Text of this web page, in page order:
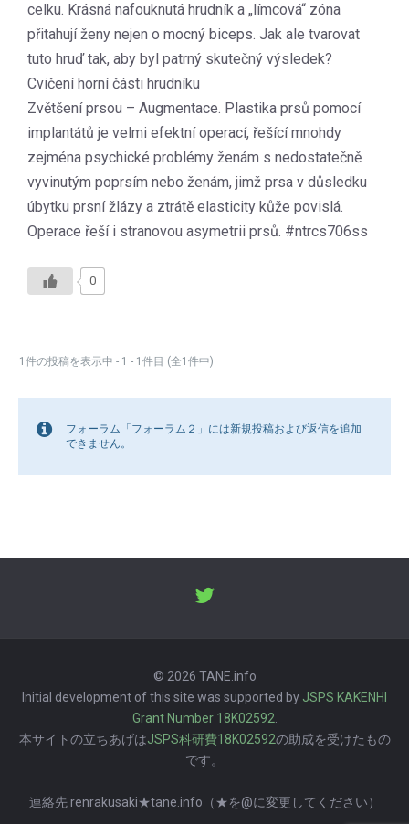
celku. Krásná nafouknutá hrudník a „límcová“ zóna
přitahují ženy nejen o mocný biceps. Jak ale tvarovat
tuto hruď tak, aby byl patrný skutečný výsledek?
Cvičení horní části hrudníku
Zvětšení prsou – Augmentace. Plastika prsů pomocí
implantátů je velmi efektní operací, řešící mnohdy
zejména psychické problémy ženám s nedostatečně
vyvinutým poprsím nebo ženám, jimž prsa v důsledku
úbytku prsní žlázy a ztrátě elasticity kůže povislá.
Operace řeší i stranovou asymetrii prsů. #ntrcs706ss
0
1件の投稿を表示中 - 1 - 1件目 (全1件中)
フォーラム「フォーラム２」には新規投稿および返信を追加
できません。
© 2026 TANE.info
Initial development of this site was supported by JSPS KAKENHI
Grant Number 18K02592
本サイトの立ちあげはJSPS科研費18K02592の助成を受けたもの
です。
連絡先 renrakusaki★tane.info（★を@に変更してください）